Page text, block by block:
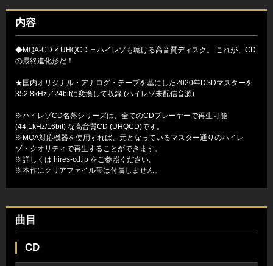
内容
◆MQA-CD × UHQCD ＝ハイレゾも聴ける高音質ディスク。 これが、CD
の最終進化形だ！
★国内オリジナル・アナログ・テープを基にした2020年DSDマスターを
352.8kHz／24bitに変換して収録 (ハイレゾ未配信音源)
※ハイレゾCD名盤シリーズは、全てのCDプレーヤーで再生可能
(44.1kHz/16bit) な高音質CD (UHQCD)です。
※MQA対応機器を使用すれば、元となっているマスター通りのハイレ
ゾ・クオリティで再生することができます。
※詳しくは hires-cd.jp をご参照ください。
※本作にクリアファイル帯は付属しません。
曲目
CD